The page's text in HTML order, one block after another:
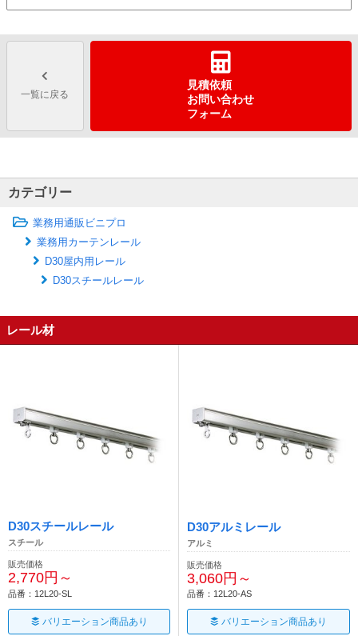
一覧に戻る
見積依頼
お問い合わせ
フォーム
カテゴリー
業務用通販ビニプロ
業務用カーテンレール
D30屋内用レール
D30スチールレール
レール材
D30スチールレール
スチール
販売価格
2,770円～
品番：12L20-SL
バリエーション商品あり
D30アルミレール
アルミ
販売価格
3,060円～
品番：12L20-AS
バリエーション商品あり